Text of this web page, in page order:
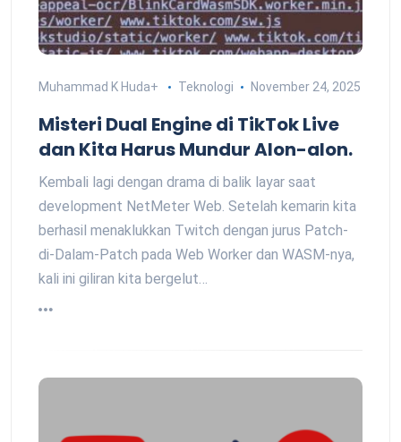
Muhammad K Huda+ Teknologi November 24, 2025
Misteri Dual Engine di TikTok Live
dan Kita Harus Mundur Alon-alon.
Kembali lagi dengan drama di balik layar saat
development NetMeter Web. Setelah kemarin kita
berhasil menaklukkan Twitch dengan jurus Patch-
di-Dalam-Patch pada Web Worker dan WASM-nya,
kali ini giliran kita bergelut…